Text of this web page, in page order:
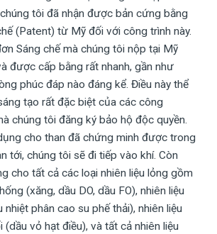
tôi đã nhận được bản cứng bằng
(Patent) từ Mỹ đối với công trình này.
Sáng chế mà chúng tôi nộp tại Mỹ
được cấp bằng rất nhanh, gần như
phúc đáp nào đáng kể. Điều này thể
tạo rất đặc biệt của các công
chúng tôi đăng ký bảo hộ độc quyền.
cho than đã chứng minh được trong
tới, chúng tôi sẽ đi tiếp vào khí. Còn
cho tất cả các loại nhiên liệu lỏng gồm
(xăng, dầu DO, dầu FO), nhiên liệu
phân cao su phế thải), nhiên liệu
vỏ hạt điều), và tất cả nhiên liệu